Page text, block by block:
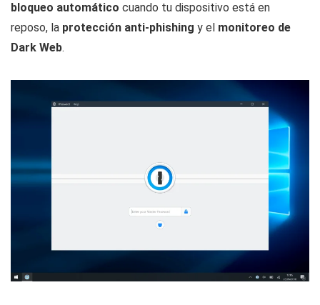
bloqueo automático cuando tu dispositivo está en
reposo, la protección anti-phishing y el monitoreo de
Dark Web.